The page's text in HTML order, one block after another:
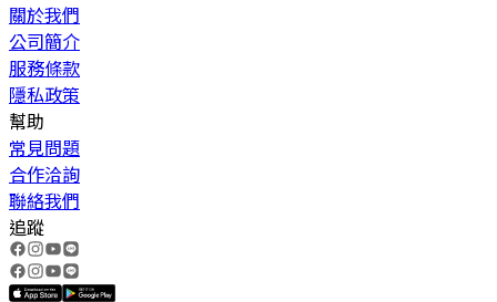
關於我們
公司簡介
服務條款
隱私政策
幫助
常見問題
合作洽詢
聯絡我們
追蹤